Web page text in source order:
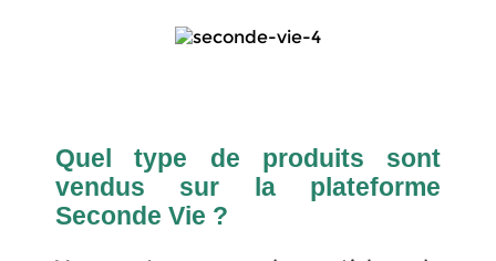
Quel type de produits sont
vendus sur la plateforme
Seconde Vie ?